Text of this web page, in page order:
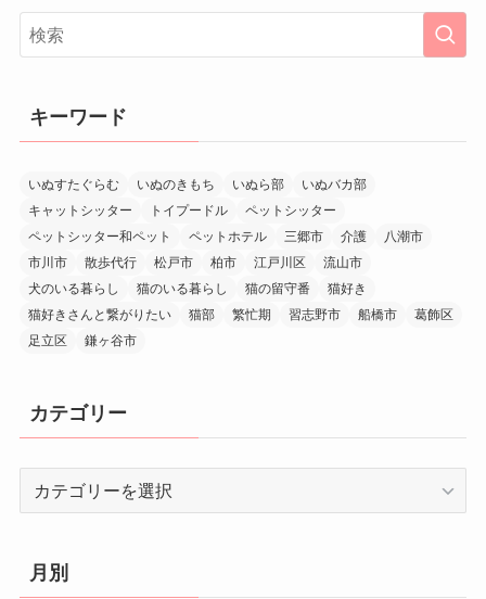
キーワード
いぬすたぐらむ いぬのきもち いぬら部
いぬバカ部
キャットシッター
トイプードル
ペットシッター
ペットシッター和ペット
ペットホテル 三郷市 介護
八潮市
市川市
散歩代行 松戸市 柏市 江戸川区
流山市
犬のいる暮らし
猫のいる暮らし 猫の留守番
猫好き
猫好きさんと繋がりたい
猫部 繁忙期 習志野市 船橋市
葛飾区
足立区
鎌ヶ谷市
カテゴリー
リ
ー
月別